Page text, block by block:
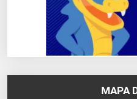
MAPA